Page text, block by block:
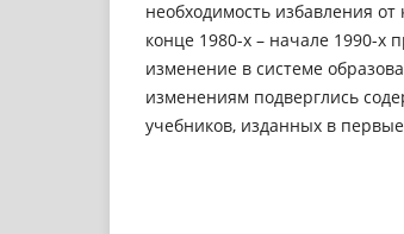
необходимость избавления
конце 1980-х – начале 1990-х
изменение в системе
изменениям подверглись
учебников, изданных в